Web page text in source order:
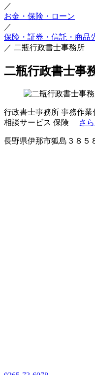
／
お金・保険・ローン
／
保険・証券・信託・商品
／ 二瓶行政書士事務所
二瓶行政書士事
行政書士事務所 事務作業
相談サービス 保険 さ
長野県伊那市狐島３８５